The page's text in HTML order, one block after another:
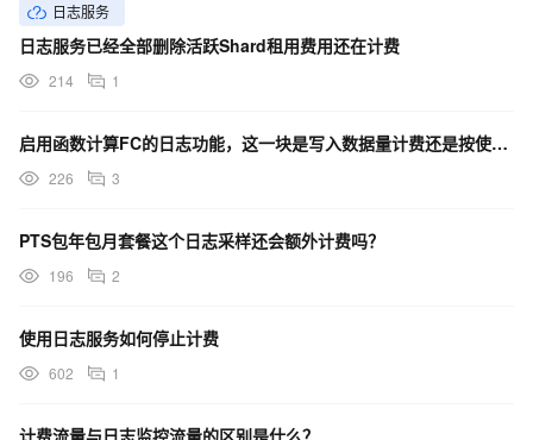
日志服务
日志服务已经全部删除活跃Shard租用费用还在计费
214 1
启用函数计算FC的日志功能，这一块是写入数据量计费还是按使用功能计费？
226 3
PTS包年包月套餐这个日志采样还会额外计费吗？
196 2
使用日志服务如何停止计费
602 1
计费流量与日志监控流量的区别是什么？